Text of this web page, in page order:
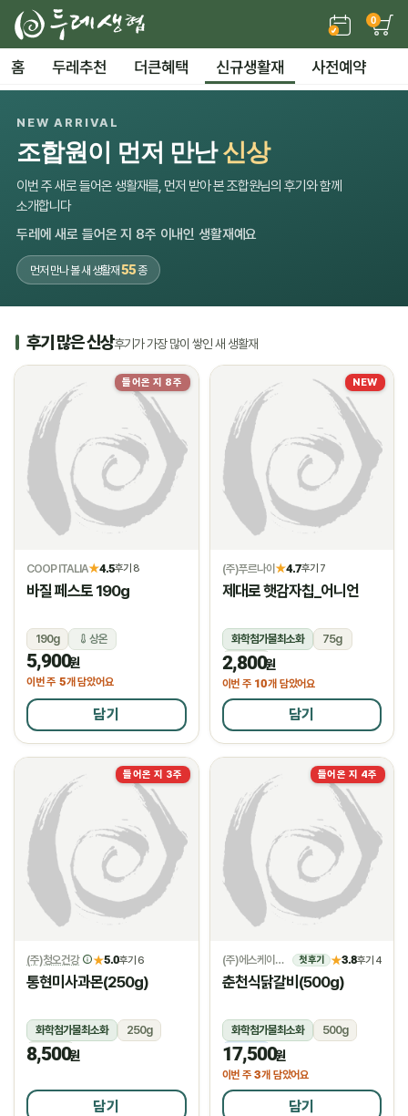
0
홈 두레추천 더큰혜택 신규생활재 사전예약
NEW ARRIVAL
조합원이 먼저 만난신상
이번 주 새로 들어온 생활재를, 먼저 받아 본 조합원님의 후기와 함께
소개합니다
두레에 새로 들어온 지 8주 이내인 생활재예요
먼저 만나 볼 새 생활재 55종
후기 많은 신상후기가 가장 많이 쌓인 새 생활재
들어온 지 8주
COOP ITALIA★4.5후기 8
바질 페스토 190g
190g 상온
5,900원
이번 주 5개 담았어요
담기
NEW
(주)푸르나이★4.7후기 7
제대로 햇감자칩_어니언
화학첨가물최소화
75g
상온
2,800원
이번 주 10개 담았어요
담기
들어온 지 3주
(주)청오건강 ★5.0후기 6
통현미사과몬(250g)
화학첨가물최소화
250g
상온
8,500원
담기
들어온 지 4주
(주)에스케이위드 첫 후기 ★3.8후기 4
춘천식닭갈비(500g)
화학첨가물최소화
500g
냉동
17,500원
이번 주 3개 담았어요
담기